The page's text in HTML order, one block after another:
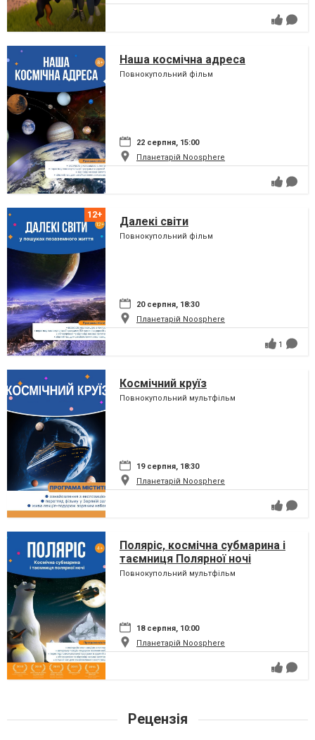
Наша космічна адреса
Повнокупольний фільм
22 серпня, 15:00
Планетарій Noosphere
Далекі світи
Повнокупольний фільм
20 серпня, 18:30
Планетарій Noosphere
1
Космічний круїз
Повнокупольний мультфільм
19 серпня, 18:30
Планетарій Noosphere
Поляріс, космічна субмарина і
таємниця Полярної ночі
Повнокупольний мультфільм
18 серпня, 10:00
Планетарій Noosphere
Рецензія